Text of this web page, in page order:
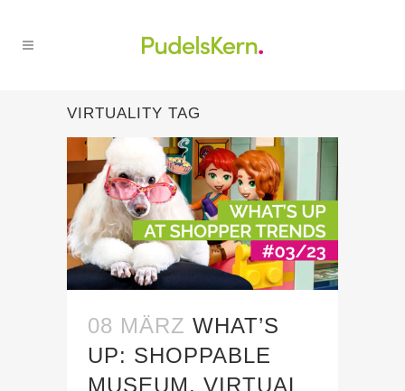
VIRTUALITY TAG
08 MÄRZ WHAT’S
UP: SHOPPABLE
MUSEUM, VIRTUAL